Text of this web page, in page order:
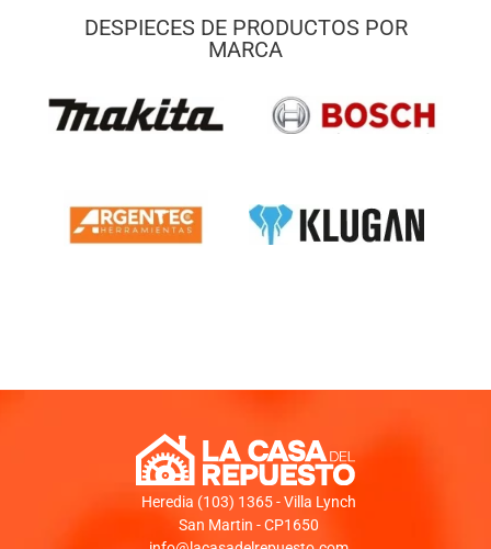
DESPIECES DE PRODUCTOS POR
MARCA
Heredia (103) 1365 - Villa Lynch
San Martin - CP1650